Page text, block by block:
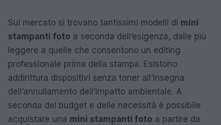
Sul mercato si trovano tantissimi modelli di mini
stampanti foto a seconda dell’esigenza, dalle più
leggere a quelle che consentono un editing
professionale prima della stampa. Esistono
addirittura dispositivi senza toner all’insegna
dell’annullamento dell’impatto ambientale. A
seconda del budget e delle necessità è possibile
acquistare una mini stampanti foto a partire da